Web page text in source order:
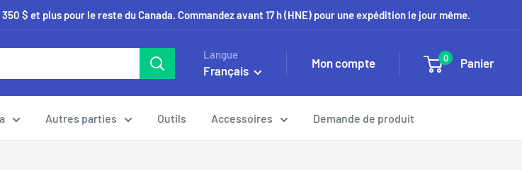
$ et plus pour le reste du Canada. Commandez avant 17 h (HNE) pour une expédition le jour même.
Langue
Français
Mon compte 0 Panier
Autres parties Outils Accessoires Demande de produit